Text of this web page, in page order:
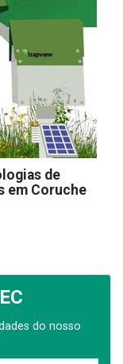
de
em Coruche
do nosso